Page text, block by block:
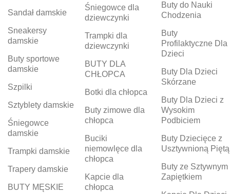
Sandał damskie
Sneakersy
damskie
Buty sportowe
damskie
Szpilki
Sztyblety damskie
Śniegowce
damskie
Trampki damskie
Trapery damskie
BUTY MĘSKIE
Śniegowce dla
dziewczynki
Trampki dla
dziewczynki
BUTY DLA
CHŁOPCA
Botki dla chłopca
Buty zimowe dla
chłopca
Buciki
niemowlęce dla
chłopca
Kapcie dla
chłopca
Buty do Nauki
Chodzenia
Buty
Profilaktyczne Dla
Dzieci
Buty Dla Dzieci
Skórzane
Buty Dla Dzieci z
Wysokim
Podbiciem
Buty Dziecięce z
Usztywnioną Piętą
Buty ze Sztywnym
Zapiętkiem